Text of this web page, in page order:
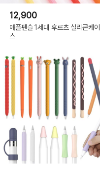
12,900
애플펜슬 1세대 후르츠 실리콘케이
스